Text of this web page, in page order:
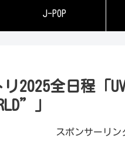
J-POP
2025全日程「
」
スポンサーリン